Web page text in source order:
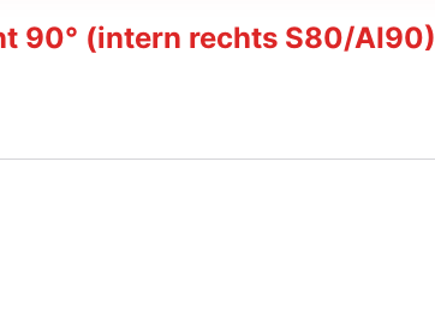
90° (intern rechts S80/AI90)